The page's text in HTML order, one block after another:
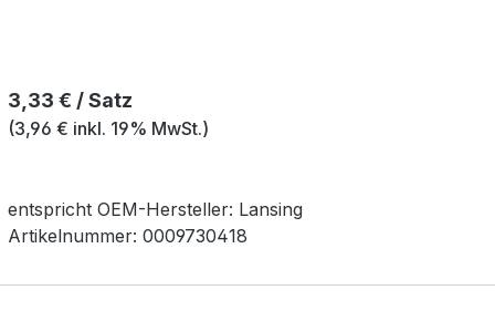
Regulärer Preis:
3,33 € / Satz
(3,96 € inkl. 19% MwSt.)
entspricht OEM-Hersteller: Lansing
Artikelnummer: 0009730418